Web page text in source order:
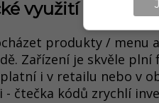
využití
produkty / menu
Zařízení je skvěle
i v retailu nebo v
- čtečka kódů zrychlí